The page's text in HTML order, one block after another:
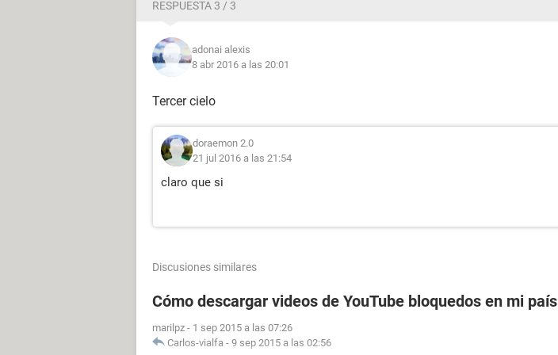
RESPUESTA 3 / 3
adonai alexis
8 abr 2016 a las 20:01
Tercer cielo
doraemon 2.0
21 jul 2016 a las 21:54
claro que si
Discusiones similares
Cómo descargar videos de YouTube bloquedos en mi país
marilpz - 1 sep 2015 a las 07:26
Carlos-vialfa - 9 sep 2015 a las 02:56